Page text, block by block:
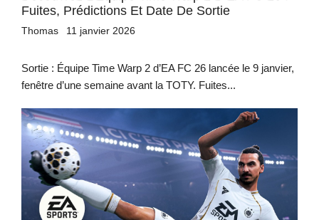
Fuites, Prédictions Et Date De Sortie
Thomas 11 janvier 2026
Sortie : Équipe Time Warp 2 d’EA FC 26 lancée le 9 janvier,
fenêtre d’une semaine avant la TOTY. Fuites...